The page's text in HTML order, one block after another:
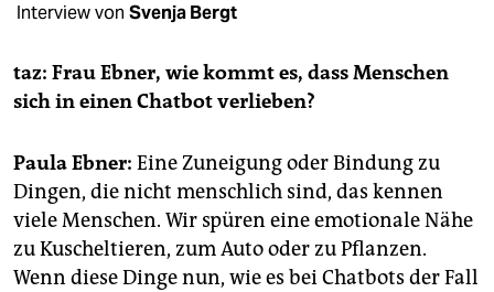
epaper login
Interview von Svenja Bergt
taz: Frau Ebner, wie kommt es, dass Menschen
sich in einen Chatbot verlieben?
Paula Ebner: Eine Zuneigung oder Bindung zu
Dingen, die nicht menschlich sind, das kennen
viele Menschen. Wir spüren eine emotionale Nähe
zu Kuscheltieren, zum Auto oder zu Pflanzen.
Wenn diese Dinge nun, wie es bei Chatbots der Fall